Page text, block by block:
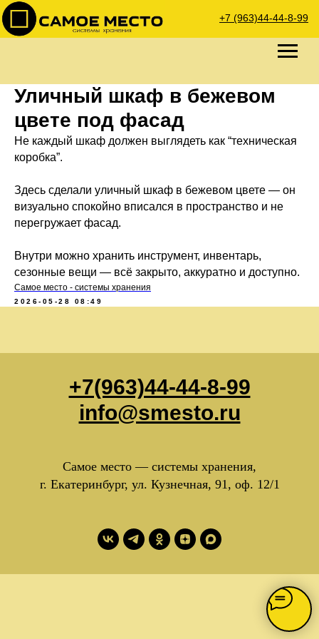
Уличный шкаф в бежевом
цвете под фасад
Не каждый шкаф должен выглядеть как “техническая
коробка”.
Здесь сделали уличный шкаф в бежевом цвете — он
визуально спокойно вписался в пространство и не
перегружает фасад.
Внутри можно хранить инструмент, инвентарь,
сезонные вещи — всё закрыто, аккуратно и доступно.
Самое место - системы хранения
2026-05-28 08:49
+7(963)44-44-8-99
info@smesto.ru
Самое место — системы хранения,
г. Екатеринбург, ул. Кузнечная, 91, оф. 12/1